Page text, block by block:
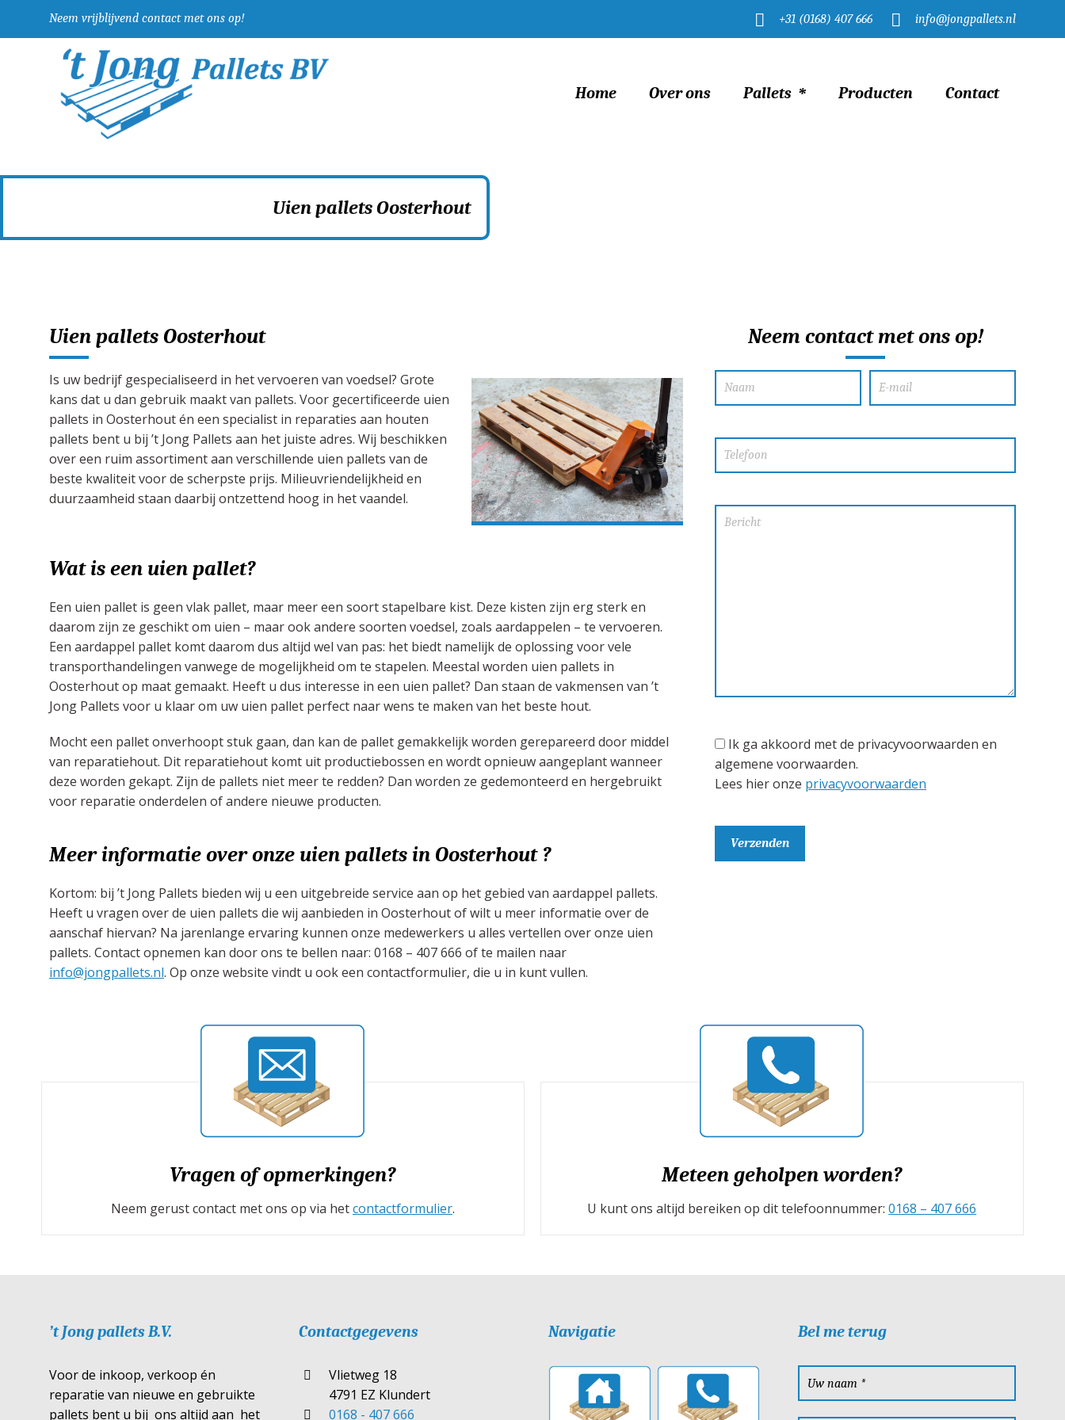
Neem vrijblijvend contact met ons op! +31 (0168) 407 666 info@jongpallets.nl
Home Over ons Pallets Producten Contact
Uien pallets Oosterhout
Uien pallets Oosterhout
Is uw bedrijf gespecialiseerd in het vervoeren van voedsel? Grote
kans dat u dan gebruik maakt van pallets. Voor gecertificeerde uien
pallets in Oosterhout én een specialist in reparaties aan houten
pallets bent u bij ’t Jong Pallets aan het juiste adres. Wij beschikken
over een ruim assortiment aan verschillende uien pallets van de
beste kwaliteit voor de scherpste prijs. Milieuvriendelijkheid en
duurzaamheid staan daarbij ontzettend hoog in het vaandel.
Wat is een uien pallet?
Een uien pallet is geen vlak pallet, maar meer een soort stapelbare kist. Deze kisten zijn erg sterk en
daarom zijn ze geschikt om uien – maar ook andere soorten voedsel, zoals aardappelen – te vervoeren.
Een aardappel pallet komt daarom dus altijd wel van pas: het biedt namelijk de oplossing voor vele
transporthandelingen vanwege de mogelijkheid om te stapelen. Meestal worden uien pallets in
Oosterhout op maat gemaakt. Heeft u dus interesse in een uien pallet? Dan staan de vakmensen van ’t
Jong Pallets voor u klaar om uw uien pallet perfect naar wens te maken van het beste hout.
Mocht een pallet onverhoopt stuk gaan, dan kan de pallet gemakkelijk worden gerepareerd door middel
van reparatiehout. Dit reparatiehout komt uit productiebossen en wordt opnieuw aangeplant wanneer
deze worden gekapt. Zijn de pallets niet meer te redden? Dan worden ze gedemonteerd en hergebruikt
voor reparatie onderdelen of andere nieuwe producten.
Meer informatie over onze uien pallets in Oosterhout ?
Kortom: bij ’t Jong Pallets bieden wij u een uitgebreide service aan op het gebied van aardappel pallets.
Heeft u vragen over de uien pallets die wij aanbieden in Oosterhout of wilt u meer informatie over de
aanschaf hiervan? Na jarenlange ervaring kunnen onze medewerkers u alles vertellen over onze uien
pallets. Contact opnemen kan door ons te bellen naar: 0168 – 407 666 of te mailen naar
info@jongpallets.nl. Op onze website vindt u ook een contactformulier, die u in kunt vullen.
Neem contact met ons op!
Ik ga akkoord met de privacyvoorwaarden en
algemene voorwaarden.
Lees hier onze privacyvoorwaarden
Vragen of opmerkingen?
Neem gerust contact met ons op via hetcontactformulier.
Meteen geholpen worden?
U kunt ons altijd bereiken op dit telefoonnummer:0168 – 407 666
’t Jong pallets B.V.
Voor de inkoop, verkoop én
reparatie van nieuwe en gebruikte
pallets bent u bij ons altijd aan het
Contactgegevens
Vlietweg 18
4791 EZ Klundert
0168 - 407 666
Navigatie Bel me terug